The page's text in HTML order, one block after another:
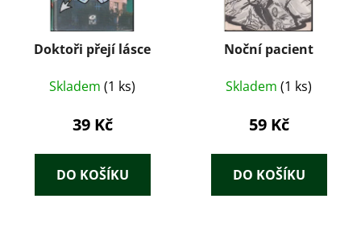
Doktoři přejí lásce
Skladem (1 ks)
39 Kč
DO KOŠÍKU
Noční pacient
Skladem (1 ks)
59 Kč
DO KOŠÍKU